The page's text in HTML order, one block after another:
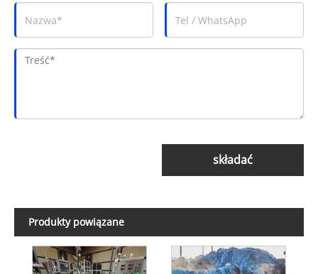
składać
Produkty powiązane